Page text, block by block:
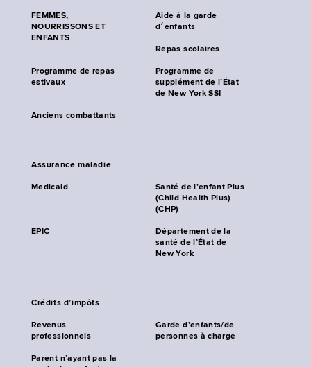
FEMMES,
NOURRISSONS ET
ENFANTS
Aide à la garde
d׳enfants
Repas scolaires
Programme de repas
estivaux
Programme de
supplément de l’État
de New York SSI
Anciens combattants
Assurance maladie
Medicaid
Santé de l’enfant Plus
(Child Health Plus)
(CHP)
EPIC
Département de la
santé de l’État de
New York
Crédits d’impôts
Revenus
professionnels
Garde d’enfants/de
personnes à charge
Parent n’ayant pas la